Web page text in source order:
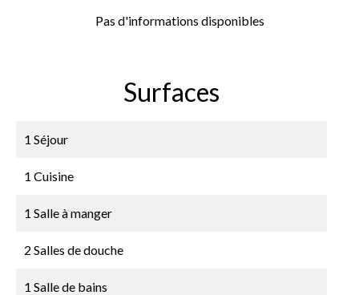
Pas d'informations disponibles
Surfaces
1 Séjour
1 Cuisine
1 Salle à manger
2 Salles de douche
1 Salle de bains